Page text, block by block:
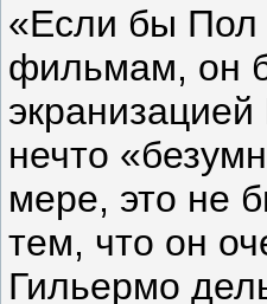
«Если бы Пол
фильмам, он
нечто
мере, это не
тем, что он
Гильермо